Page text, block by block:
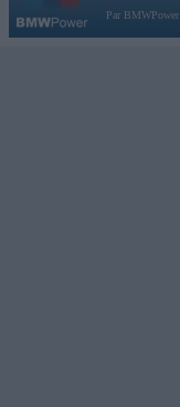
Par BMWPower